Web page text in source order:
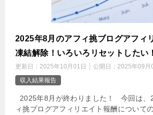
2025年8月のアフィ挑ブログアフィ
凍結解除！いろいろリセットしたい！
更新日： 2025年10月01日 公開日： 2025年09月
収入結果報告
2025年8月が終わりました！ 今回は、
ィ挑ブログアフィリエイト報酬について